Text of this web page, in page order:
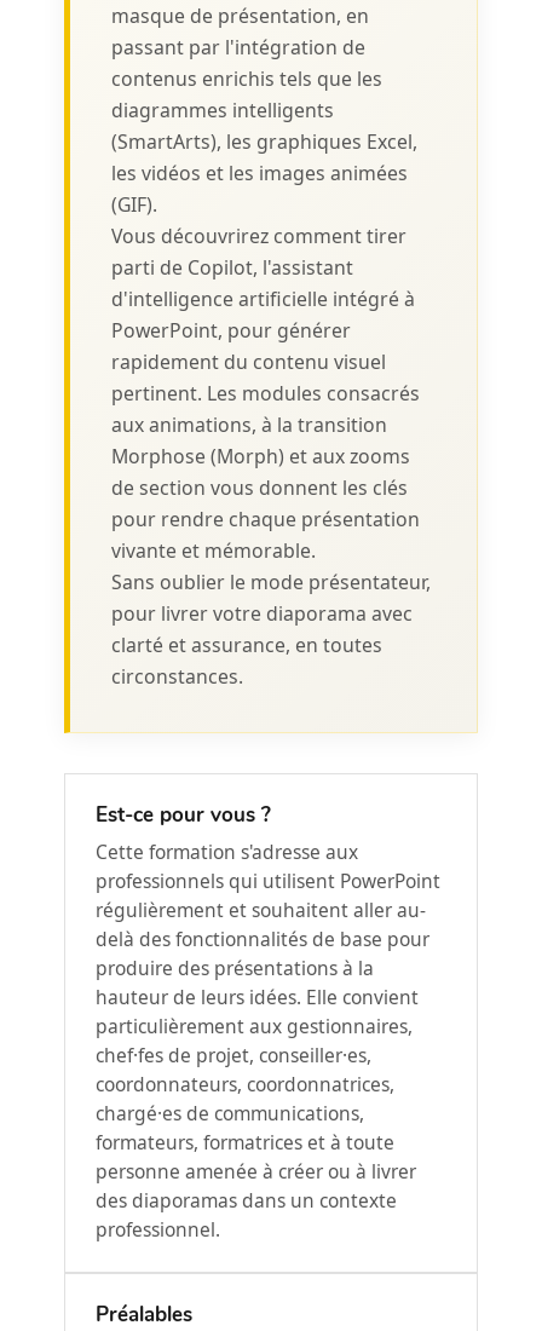
masque de présentation, en
passant par l'intégration de
contenus enrichis tels que les
diagrammes intelligents
(SmartArts), les graphiques Excel,
les vidéos et les images animées
(GIF).
Vous découvrirez comment tirer
parti de Copilot, l'assistant
d'intelligence artificielle intégré à
PowerPoint, pour générer
rapidement du contenu visuel
pertinent. Les modules consacrés
aux animations, à la transition
Morphose (Morph) et aux zooms
de section vous donnent les clés
pour rendre chaque présentation
vivante et mémorable.
Sans oublier le mode présentateur,
pour livrer votre diaporama avec
clarté et assurance, en toutes
circonstances.
Est-ce pour vous ?
Cette formation s'adresse aux
professionnels qui utilisent PowerPoint
régulièrement et souhaitent aller au-
delà des fonctionnalités de base pour
produire des présentations à la
hauteur de leurs idées. Elle convient
particulièrement aux gestionnaires,
chef·fes de projet, conseiller·es,
coordonnateurs, coordonnatrices,
chargé·es de communications,
formateurs, formatrices et à toute
personne amenée à créer ou à livrer
des diaporamas dans un contexte
professionnel.
Préalables